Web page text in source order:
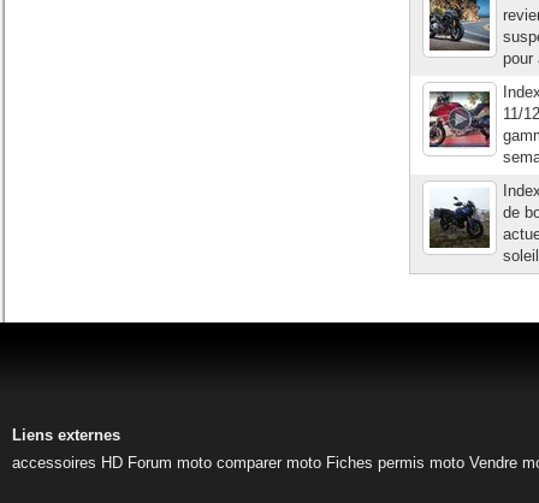
pour
11/
de
Liens externes
accessoires HD Forum moto comparer moto Fiches permis moto Vendre